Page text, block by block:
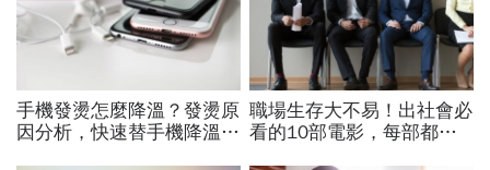
手機發燙怎麼降溫？發燙原
因分析，快速替手機降溫
職場生存大不易！出社會必
看的10部電影，每部都能